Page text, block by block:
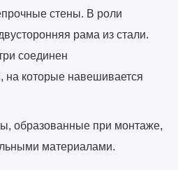
стены. В роли
рама из стали.
соединен
на которые навешивается
образованные при монтаже,
материалами.